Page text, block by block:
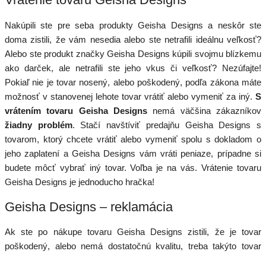
Nakúpili ste pre seba produkty Geisha Designs a neskôr ste
doma zistili, že vám nesedia alebo ste netrafili ideálnu veľkosť?
Alebo ste produkt značky Geisha Designs kúpili svojmu blízkemu
ako darček, ale netrafili ste jeho vkus či veľkosť? Nezúfajte!
Pokiaľ nie je tovar nosený, alebo poškodený, podľa zákona máte
možnosť v stanovenej lehote tovar vrátiť alebo vymeniť za iný. S
vrátením tovaru Geisha Designs nemá väčšina zákazníkov
žiadny problém. Stačí navštíviť predajňu Geisha Designs s
tovarom, ktorý chcete vrátiť alebo vymeniť spolu s dokladom o
jeho zaplatení a Geisha Designs vám vráti peniaze, prípadne si
budete môcť vybrať iný tovar. Voľba je na vás. Vrátenie tovaru
Geisha Designs je jednoducho hračka!
Geisha Designs – reklamácia
Ak ste po nákupe tovaru Geisha Designs zistili, že je tovar
poškodený, alebo nemá dostatočnú kvalitu, treba takýto tovar